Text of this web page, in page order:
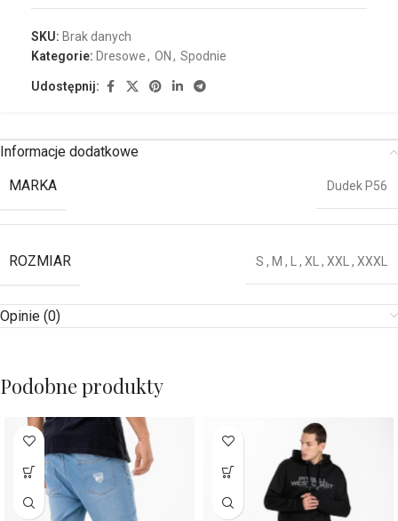
SKU: Brak danych
Kategorie: Dresowe, ON, Spodnie
Udostępnij:
Informacje dodatkowe
MARKA
Dudek P56
ROZMIAR S , M , L , XL , XXL , XXXL
Opinie (0)
Podobne produkty